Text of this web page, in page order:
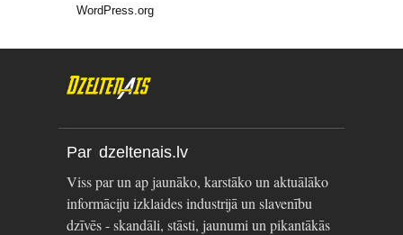
WordPress.org
Par dzeltenais.lv
Viss par un ap jaunāko, karstāko un aktuālāko
informāciju izklaides industrijā un slavenību
dzīvēs - skandāli, stāsti, jaunumi un pikantākās